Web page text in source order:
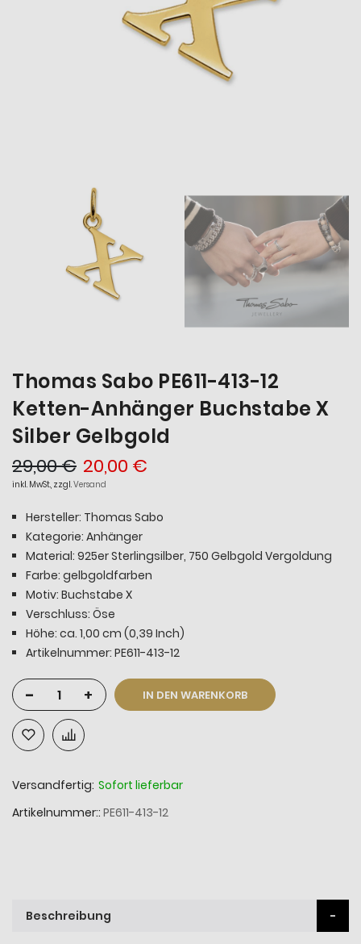
Thomas Sabo PE611-413-12
Ketten-Anhänger Buchstabe X
Silber Gelbgold
20,00 €
29,00 €
inkl. MwSt., zzgl.Versand
Hersteller: Thomas Sabo
Kategorie: Anhänger
Material: 925er Sterlingsilber, 750 Gelbgold Vergoldung
Farbe: gelbgoldfarben
Motiv: Buchstabe X
Verschluss: Öse
Höhe: ca. 1,00 cm (0,39 Inch)
Artikelnummer: PE611-413-12
- + IN DEN WARENKORB
Versandfertig: Sofort lieferbar
Artikelnummer: PE611-413-12
Beschreibung